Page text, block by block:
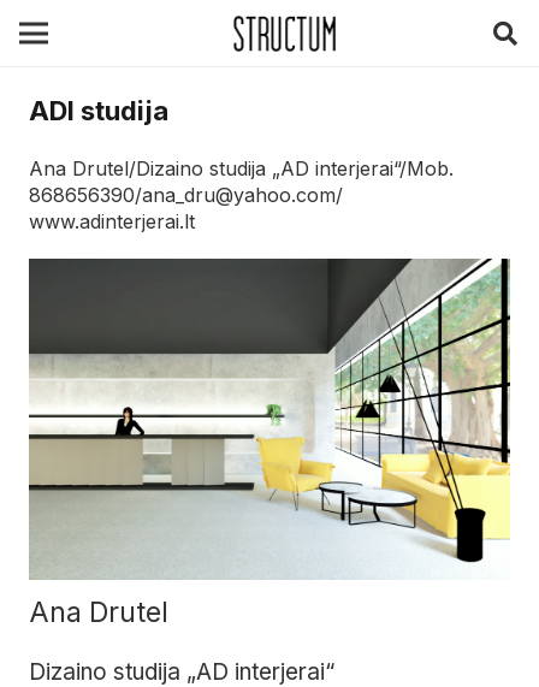
ADI studija
Ana Drutel/Dizaino studija „AD interjerai“/Mob.
868656390/ana_dru@yahoo.com/
www.adinterjerai.lt
Ana Drutel
Dizaino studija „AD interjerai“